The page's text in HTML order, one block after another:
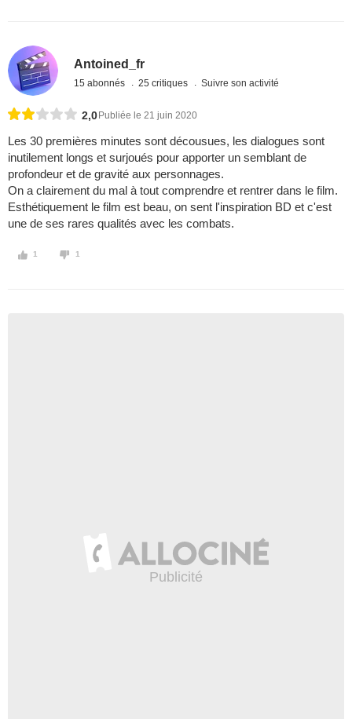
Antoined_fr
15 abonnés 25 critiques Suivre son activité
2,0 Publiée le 21 juin 2020
Les 30 premières minutes sont décousues, les dialogues sont
inutilement longs et surjoués pour apporter un semblant de
profondeur et de gravité aux personnages.
On a clairement du mal à tout comprendre et rentrer dans le film.
Esthétiquement le film est beau, on sent l'inspiration BD et c'est
une de ses rares qualités avec les combats.
1 1